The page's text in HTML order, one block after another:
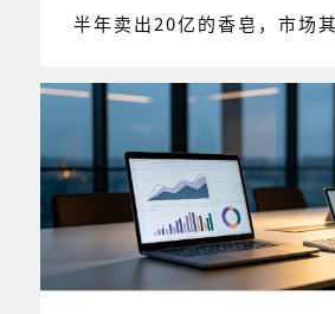
半年卖出20亿的香皂，市场